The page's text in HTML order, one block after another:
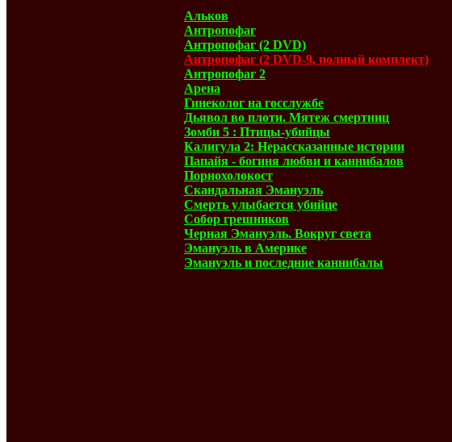
Альков
Антропофаг
Антропофаг (2 DVD)
Антропофаг (2 DVD-9, полный комплект)
Антропофаг 2
Арена
Гинеколог на госслужбе
Дьявол во плоти. Мятеж смертниц
Зомби 5 : Птицы-убийцы
Калигула 2: Нерассказанные истории
Папайя - богиня любви и каннибалов
Порнохолокост
Скандальная Эмануэль
Смерть улыбается убийце
Собор грешников
Черная Эмануэль. Вокруг света
Эмануэль в Америке
Эмануэль и последние каннибалы